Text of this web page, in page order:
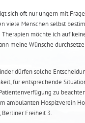
sich oft nur ungern mit
viele Menschen selbst
möchte ich auf
meine Wünsche
dürfen solche
für entsprechende
zu
ambulanten Hospizverein
Berliner Freiheit 3.